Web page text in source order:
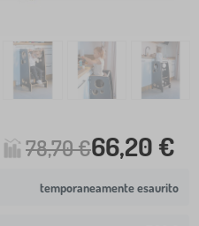
78,70 €66,20 €
temporaneamente esaurito